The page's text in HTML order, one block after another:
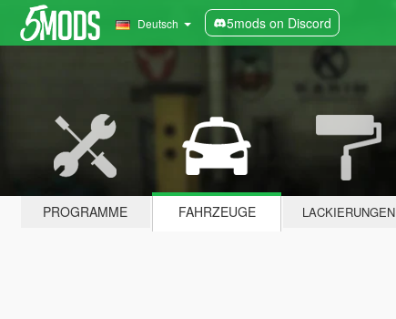
Deutsch 5mods on Discord
PROGRAMME FAHRZEUGE LACKIERUNGEN